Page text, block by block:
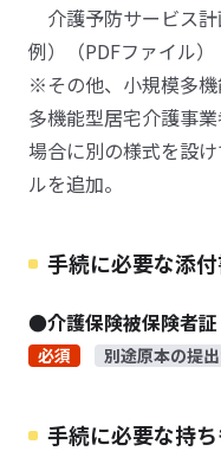
介護予防サービス
例）（PDFファイル）
※その他、小規模多
多機能型居宅介護事
場合に別の様式を設
ルを追加。
手続に必要な添
●介護保険被保険者証
必須 別途原本の提
手続に必要な持